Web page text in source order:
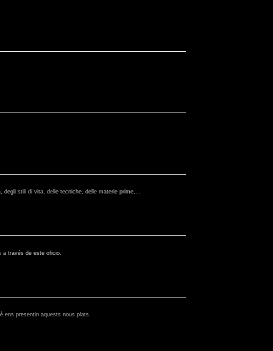
degli stili di vita, delle tecniche, delle materie prime,…
a través de este oficio.
ens presentin aquests nous plats.